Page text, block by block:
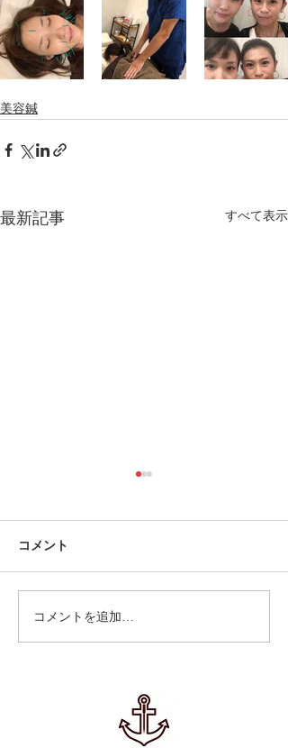
美容鍼
最新記事 すべて表示
美容鍼３✨
コメント
コメントを追加…